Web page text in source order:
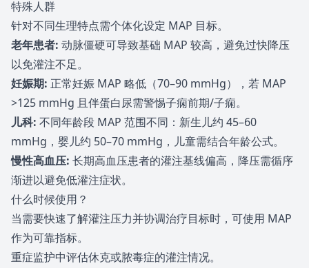
特殊人群
针对不同生理特点需个体化设定 MAP 目标。
老年患者: 动脉僵硬可导致基础 MAP 较高，避免过快降压
以免灌注不足。
妊娠期: 正常妊娠 MAP 略低（70–90 mmHg），若 MAP
>125 mmHg 且伴蛋白尿需警惕子痫前期/子痫。
儿科: 不同年龄段 MAP 范围不同：新生儿约 45–60
mmHg，婴儿约 50–70 mmHg，儿童需结合年龄公式。
慢性高血压: 长期高血压患者的灌注基线偏高，降压需循序
渐进以避免低灌注症状。
什么时候使用？
当需要快速了解灌注压力并协调治疗目标时，可使用 MAP
作为可靠指标。
重症监护中评估休克或脓毒症的灌注情况。